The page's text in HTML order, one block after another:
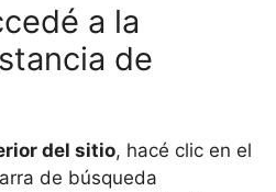
a la
de
del sitio, hacé clic en el
de búsqueda